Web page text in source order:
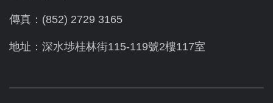
傳真：(852) 2729 3165
地址：深水埗桂林街115-119號2樓117室